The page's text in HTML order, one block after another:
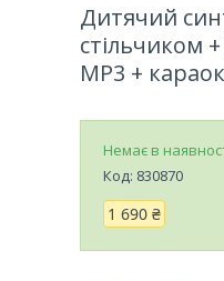
Дитячий
стільчиком
MP3 +
Немає в
Код: 830870
1 690 ₴